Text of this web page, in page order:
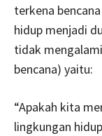
terkena
hidup menjadi
tidak
bencana) yaitu:
“Apakah kita
lingkungan